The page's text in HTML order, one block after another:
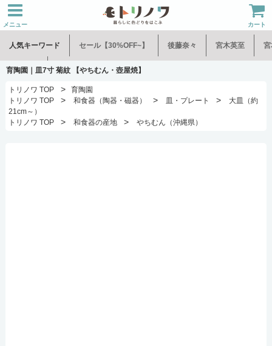
メニュー カート
人気キーワード セール【30%OFF~】 後藤奈々 宮木英至 宮
水谷和音 児玉修治
育陶園｜皿7寸 菊紋 【やちむん・壺屋焼】
トリノワ TOP >
育陶園
トリノワ TOP
> 和食器（陶器・磁器） > 皿・プレート >
大皿（約
21cm～）
トリノワ TOP
> 和食器の産地 > やちむん（沖縄県）